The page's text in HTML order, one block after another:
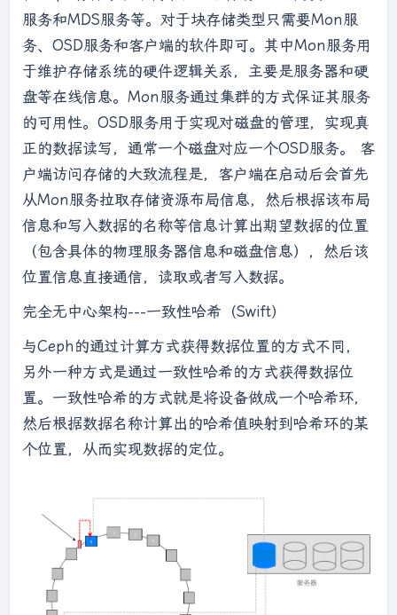
服务和MDS服务等。对于块存储类型只需要Mon服
务、OSD服务和客户端的软件即可。其中Mon服务用
于维护存储系统的硬件逻辑关系，主要是服务器和硬
盘等在线信息。Mon服务通过集群的方式保证其服务
的可用性。OSD服务用于实现对磁盘的管理，实现真
正的数据读写，通常一个磁盘对应一个OSD服务。 客
户端访问存储的大致流程是，客户端在启动后会首先
从Mon服务拉取存储资源布局信息，然后根据该布局
信息和写入数据的名称等信息计算出期望数据的位置
（包含具体的物理服务器信息和磁盘信息），然后该
位置信息直接通信，读取或者写入数据。
完全无中心架构---一致性哈希（Swift）
与Ceph的通过计算方式获得数据位置的方式不同，
另外一种方式是通过一致性哈希的方式获得数据位
置。一致性哈希的方式就是将设备做成一个哈希环，
然后根据数据名称计算出的哈希值映射到哈希环的某
个位置，从而实现数据的定位。